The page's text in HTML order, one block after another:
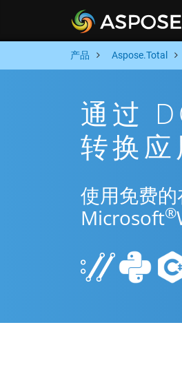
产品 Aspose.Total
通过
转换
使用免费的
Microsoft®